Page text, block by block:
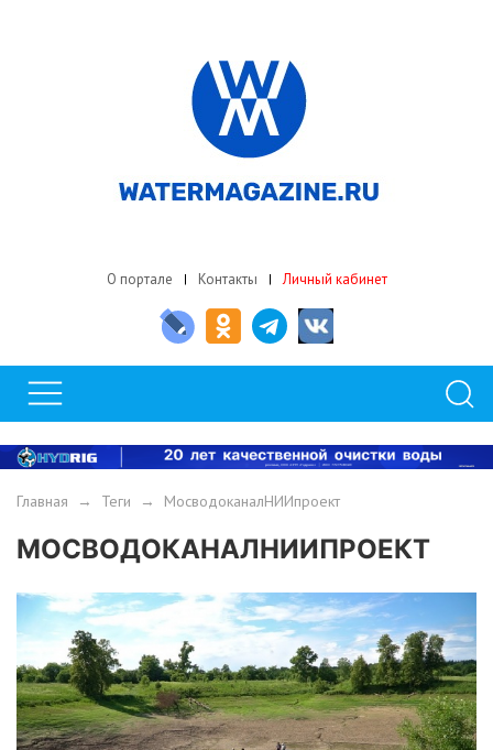
О портале Контакты Личный кабинет
Главная → Теги → МосводоканалНИИпроект
МОСВОДОКАНАЛНИИПРОЕКТ